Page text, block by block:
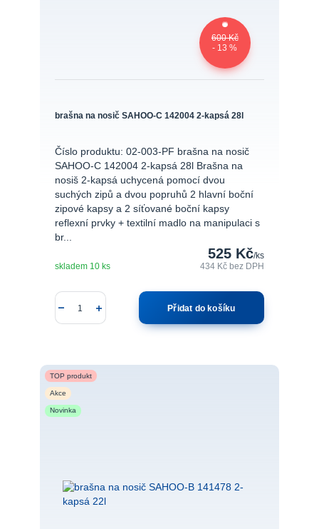
600 Kč
- 13 %
brašna na nosič SAHOO-C 142004 2-kapsá 28l
Číslo produktu: 02-003-PF brašna na nosič
SAHOO-C 142004 2-kapsá 28l Brašna na
nosiš 2-kapsá uchycená pomocí dvou
suchých zipů a dvou popruhů 2 hlavní boční
zipové kapsy a 2 síťované boční kapsy
reflexní prvky + textilní madlo na manipulaci s
br...
525 Kč/ks
434 Kč bez DPH
skladem 10 ks
Přidat do košíku
TOP produkt
Akce
Novinka